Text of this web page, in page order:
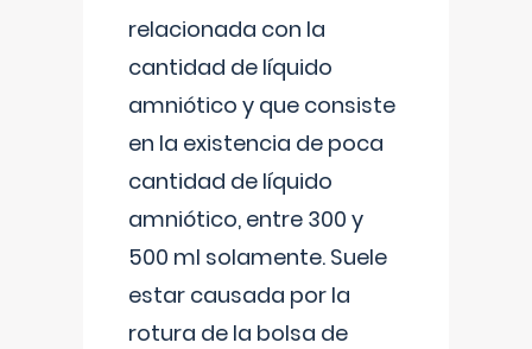
relacionada con la
cantidad de líquido
amniótico y que consiste
en la existencia de poca
cantidad de líquido
amniótico, entre 300 y
500 ml solamente. Suele
estar causada por la
rotura de la bolsa de